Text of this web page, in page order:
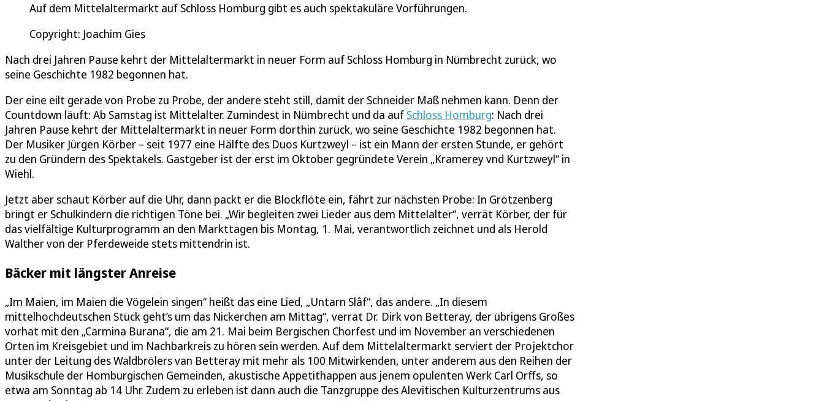
Auf dem Mittelaltermarkt auf Schloss Homburg gibt es auch spektakuläre Vorführungen.
Copyright: Joachim Gies
Nach drei Jahren Pause kehrt der Mittelaltermarkt in neuer Form auf Schloss Homburg in Nümbrecht zurück, wo
seine Geschichte 1982 begonnen hat.
Der eine eilt gerade von Probe zu Probe, der andere steht still, damit der Schneider Maß nehmen kann. Denn der
Countdown läuft: Ab Samstag ist Mittelalter. Zumindest in Nümbrecht und da auf Schloss Homburg: Nach drei
Jahren Pause kehrt der Mittelaltermarkt in neuer Form dorthin zurück, wo seine Geschichte 1982 begonnen hat.
Der Musiker Jürgen Körber – seit 1977 eine Hälfte des Duos Kurtzweyl – ist ein Mann der ersten Stunde, er gehört
zu den Gründern des Spektakels. Gastgeber ist der erst im Oktober gegründete Verein „Kramerey vnd Kurtzweyl“ in
Wiehl.
Jetzt aber schaut Körber auf die Uhr, dann packt er die Blockflöte ein, fährt zur nächsten Probe: In Grötzenberg
bringt er Schulkindern die richtigen Töne bei. „Wir begleiten zwei Lieder aus dem Mittelalter“, verrät Körber, der für
das vielfältige Kulturprogramm an den Markttagen bis Montag, 1. Mai, verantwortlich zeichnet und als Herold
Walther von der Pferdeweide stets mittendrin ist.
Bäcker mit längster Anreise
„Im Maien, im Maien die Vögelein singen“ heißt das eine Lied, „Untarn Slâf“, das andere. „In diesem
mittelhochdeutschen Stück geht’s um das Nickerchen am Mittag“, verrät Dr. Dirk von Betteray, der übrigens Großes
vorhat mit den „Carmina Burana“, die am 21. Mai beim Bergischen Chorfest und im November an verschiedenen
Orten im Kreisgebiet und im Nachbarkreis zu hören sein werden. Auf dem Mittelaltermarkt serviert der Projektchor
unter der Leitung des Waldbrölers van Betteray mit mehr als 100 Mitwirkenden, unter anderem aus den Reihen der
Musikschule der Homburgischen Gemeinden, akustische Appetithappen aus jenem opulenten Werk Carl Orffs, so
etwa am Sonntag ab 14 Uhr. Zudem zu erleben ist dann auch die Tanzgruppe des Alevitischen Kulturzentrums aus